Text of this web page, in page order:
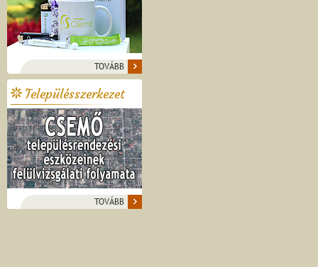
TOVÁBB
Településszerkezet
TOVÁBB